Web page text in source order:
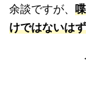
余談ですが、
けではないは